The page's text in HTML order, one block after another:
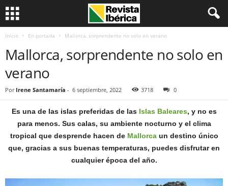
Inicio En portada Mallorca, sorprendente no solo en verano
Mallorca, sorprendente no solo en
verano
Por Irene Santamaría - 6 septiembre, 2022 3718 0
Es una de las islas preferidas de las Islas Baleares, y no es
para menos. Sus calas, su ambiente nocturno y el clima
tropical que desprende hacen de Mallorcaun destino único
que, gracias a sus buenas temperaturas, puedes disfrutar en
cualquier época del año.